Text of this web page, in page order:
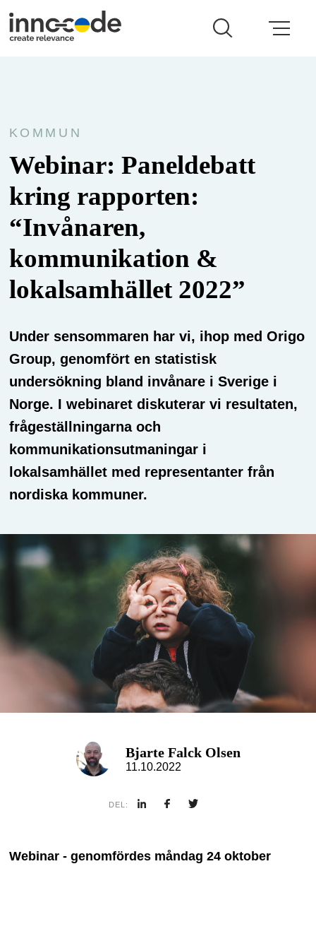
KOMMUN
Webinar: Paneldebatt
kring rapporten:
“Invånaren,
kommunikation &
lokalsamhället 2022”
Under sensommaren har vi, ihop med Origo
Group, genomfört en statistisk
undersökning bland invånare i Sverige i
Norge. I webinaret diskuterar vi resultaten,
frågeställningarna och
kommunikationsutmaningar i
lokalsamhället med representanter från
nordiska kommuner.
Bjarte Falck Olsen
11.10.2022
DEL:
Webinar - genomfördes måndag 24 oktober